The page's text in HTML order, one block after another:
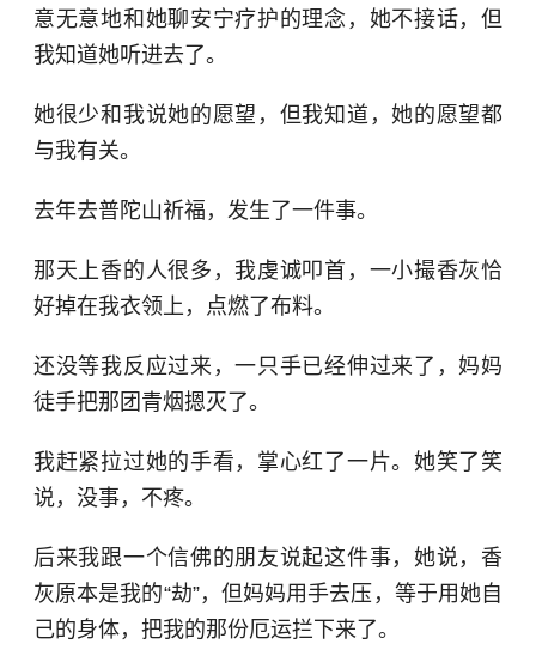
意无意地和她聊安宁疗护的理念，她不接话，但
我知道她听进去了。
她很少和我说她的愿望，但我知道，她的愿望都
与我有关。
去年去普陀山祈福，发生了一件事。
那天上香的人很多，我虔诚叩首，一小撮香灰恰
好掉在我衣领上，点燃了布料。
还没等我反应过来，一只手已经伸过来了，妈妈
徒手把那团青烟摁灭了。
我赶紧拉过她的手看，掌心红了一片。她笑了笑
说，没事，不疼。
后来我跟一个信佛的朋友说起这件事，她说，香
灰原本是我的“劫”，但妈妈用手去压，等于用她自
己的身体，把我的那份厄运拦下来了。